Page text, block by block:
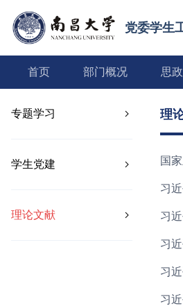
党委学生
首页 部门概况 思
专题学习
学生党建
理论文献
理
国
习
习
习
习
习